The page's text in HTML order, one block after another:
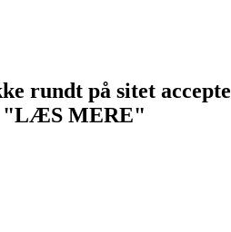
rundt på sitet
"LÆS MERE"